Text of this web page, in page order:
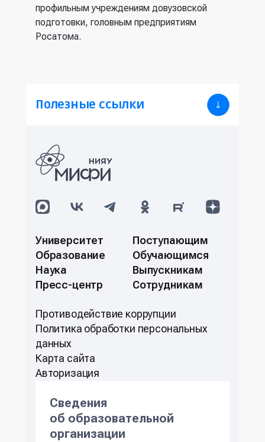
профильным учреждениям довузовской
подготовки, головным предприятиям
Росатома.
Полезные ссылки
Университет
Образование
Наука
Пресс-центр
Поступающим
Обучающимся
Выпускникам
Сотрудникам
Противодействие коррупции
Политикa обработки персональных
данных
Карта сайта
Авторизация
Сведения
об образовательной
организации